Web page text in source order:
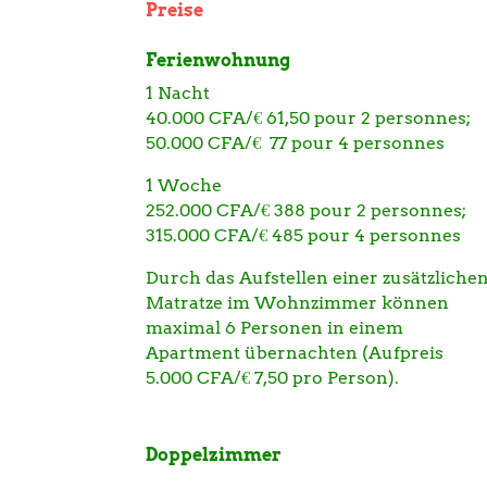
Preise
Ferienwohnung
1 Nacht
40.000 CFA/€ 61,50 pour 2 personnes;
50.000 CFA/€ 77 pour 4 personnes
1 Woche
252.000 CFA/€ 388 pour 2 personnes;
315.000 CFA/€ 485 pour 4 personnes
Durch das Aufstellen einer
Matratze im Wohnzimmer können
maximal 6 Personen in einem
Apartment übernachten (Aufpreis
5.000 CFA/€ 7,50 pro Person).
Doppelzimmer